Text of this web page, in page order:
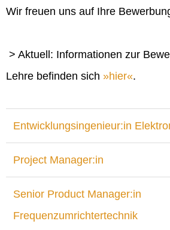
Wir freuen uns auf Ihre
> Aktuell: Informationen zur
Lehre befinden sich
hier .
Entwicklungsingenieur:in
Project Manager:in
Senior Product Manager:in
Frequenzumrichtertechnik